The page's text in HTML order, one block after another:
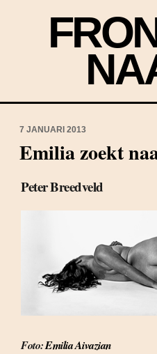
7 JANUARI 2013
Emilia zoekt
Peter Breedveld
Foto:Emilia Aivazian